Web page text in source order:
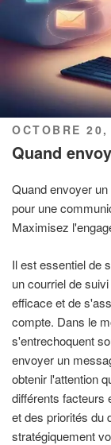
PUBLIÉ
LE
OCTOBRE
Quand
Quand envoyer
pour une
Maximisez
Il est essentiel de
un courriel de
efficace et de
compte. Dans le
s'entrechoquent
envoyer un
obtenir l'attention
différents facteurs
et des priorités du
stratégiquement